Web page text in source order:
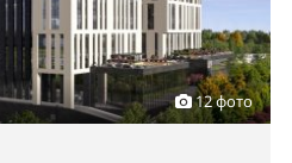
12 фото